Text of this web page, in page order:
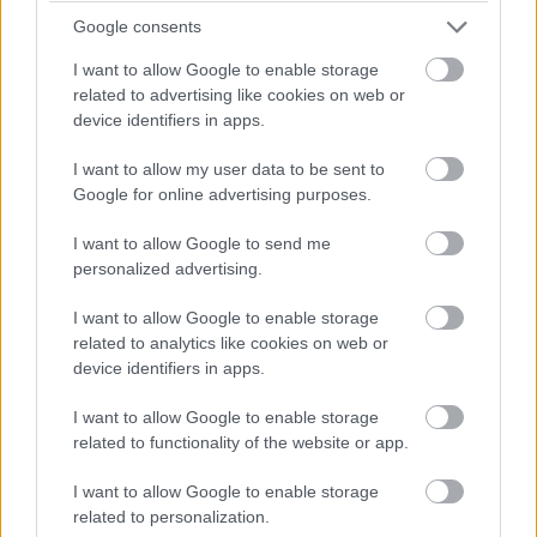
Google consents
I want to allow Google to enable storage
related to advertising like cookies on web or
device identifiers in apps.
I want to allow my user data to be sent to
Google for online advertising purposes.
I want to allow Google to send me
personalized advertising.
I want to allow Google to enable storage
related to analytics like cookies on web or
device identifiers in apps.
I want to allow Google to enable storage
related to functionality of the website or app.
I want to allow Google to enable storage
related to personalization.
Lezárult a BFK által meghirdetett társadalmi egyeztetés az Új
Ilyen lesz a Dél-Budát és Dél-Pestet összekötő Új-
2020.10.09
forgalomcsillapítása, valamint a nagy kiterjedésű dél-budapesti
rozsdaövezetek fejlesztésének elősegítése.